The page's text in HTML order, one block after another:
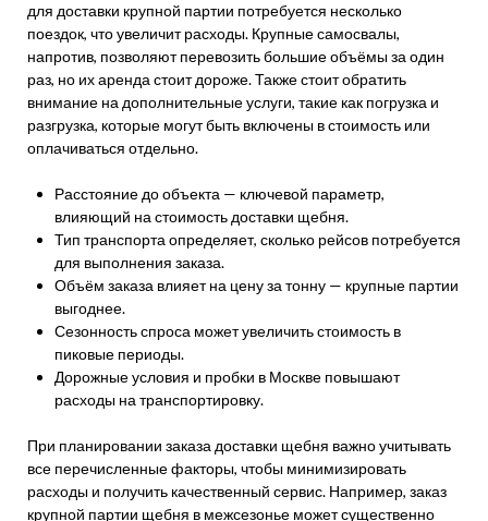
для доставки крупной партии потребуется несколько
поездок, что увеличит расходы. Крупные самосвалы,
напротив, позволяют перевозить большие объёмы за один
раз, но их аренда стоит дороже. Также стоит обратить
внимание на дополнительные услуги, такие как погрузка и
разгрузка, которые могут быть включены в стоимость или
оплачиваться отдельно.
Расстояние до объекта — ключевой параметр,
влияющий на стоимость доставки щебня.
Тип транспорта определяет, сколько рейсов потребуется
для выполнения заказа.
Объём заказа влияет на цену за тонну — крупные партии
выгоднее.
Сезонность спроса может увеличить стоимость в
пиковые периоды.
Дорожные условия и пробки в Москве повышают
расходы на транспортировку.
При планировании заказа доставки щебня важно учитывать
все перечисленные факторы, чтобы минимизировать
расходы и получить качественный сервис. Например, заказ
крупной партии щебня в межсезонье может существенно